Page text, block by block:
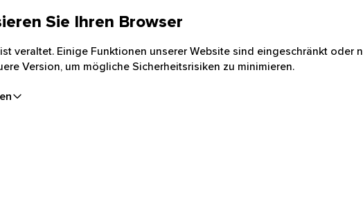
Sie Ihren Browser
veraltet. Einige Funktionen unserer Website sind eingeschränkt oder
Version, um mögliche Sicherheitsrisiken zu minimieren.